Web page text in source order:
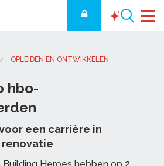
OPLEIDEN EN ONTWIKKELEN
hbo-
een carrière in
renovatie